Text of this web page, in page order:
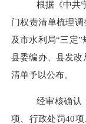
根据《中共
门权责清单梳理
及市水利 局“三定”
县委编办、县发改
清单予以公布。
经审核确认
项、行政处罚40项